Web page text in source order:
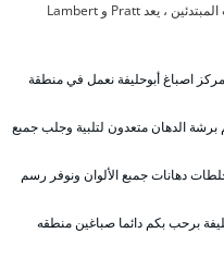
برات ولامبرت أكولاد. بالنسبة للرسامين وريشات المبتدئين ، يعد Pratt و Lambert
اصباغ أبوحليفة نعمل في منطقة
الدهان متعدون لتلبية وجلب جمبع
دهانات جمبع الألوان ونوفر رسم
برحب بكم دائما صباغين منطقه